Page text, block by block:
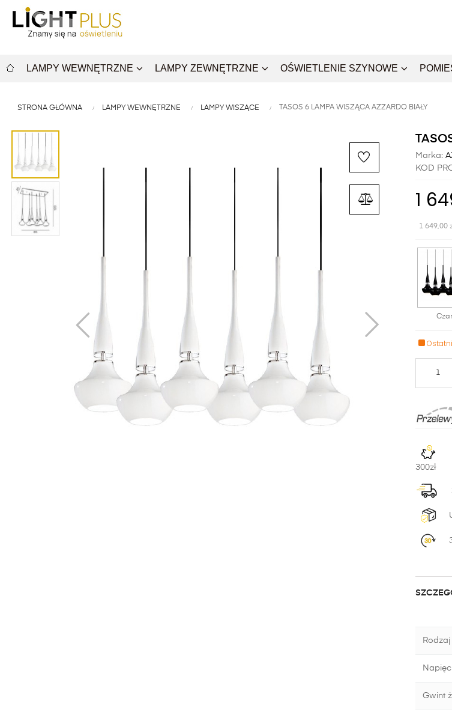
LAMPY WEWNĘTRZNE LAMPY ZEWNĘTRZNE OŚWIETLENIE SZYNOWE
STRONA GŁÓWNA LAMPY WEWNĘTRZNE LAMPY WISZĄCE TASOS 6 LAMPA WISZĄCA AZZARDO BIAŁY
Marka:
KOD
1
1 649,00
300zł
Gwint